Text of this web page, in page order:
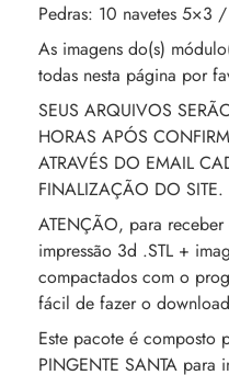
Pedras: 10 navetes 5×3
As imagens do(s)
todas nesta página por
SEUS ARQUIVOS
HORAS APÓS
ATRAVÉS DO EMAIL
FINALIZAÇÃO DO SITE.
ATENÇÃO, para
impressão 3d .STL +
compactados com o
fácil de fazer o
Este pacote é composto
PINGENTE SANTA para